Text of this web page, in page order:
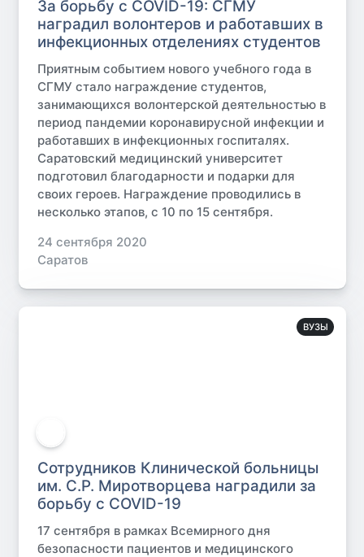
За борьбу с COVID-19: СГМУ
наградил волонтеров и работавших в
инфекционных отделениях студентов
Приятным событием нового учебного года в
СГМУ стало награждение студентов,
занимающихся волонтерской деятельностью в
период пандемии коронавирусной инфекции и
работавших в инфекционных госпиталях.
Саратовский медицинский университет
подготовил благодарности и подарки для
своих героев. Награждение проводились в
несколько этапов, с 10 по 15 сентября.
24 сентября 2020
Саратов
ВУЗЫ
Сотрудников Клинической больницы
им. С.Р. Миротворцева наградили за
борьбу с COVID-19
17 сентября в рамках Всемирного дня
безопасности пациентов и медицинского